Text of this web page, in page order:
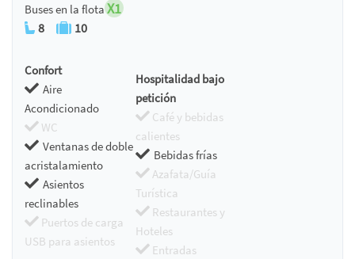
Buses en la flota X1
8 10
Confort
Aire
Acondicionado
WC
Ventanas de doble
acristalamiento
Asientos
reclinables
Puertos de carga
USB para asientos
Hospitalidad bajo
petición
Café y bebidas
calientes
Bebidas frías
Azafata/Guía
Turística
Restaurantes y
Hoteles
Entradas